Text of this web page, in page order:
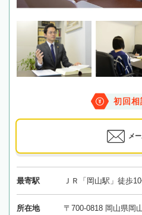
初回
メ
最寄駅 ＪＲ「岡山駅」徒歩
所在地
〒700-0818 岡山県岡